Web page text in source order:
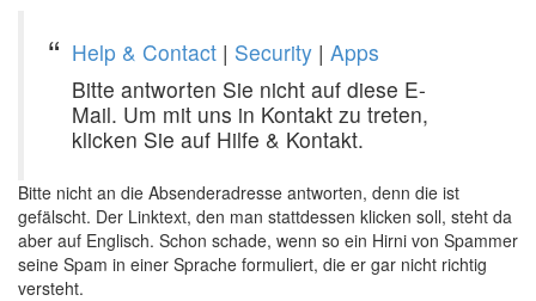
Help & Contact | Security | Apps
Bitte antworten Sie nicht auf diese E-
Mail. Um mit uns in Kontakt zu treten,
klicken Sie auf Hilfe & Kontakt.
Bitte nicht an die Absenderadresse antworten, denn die ist
gefälscht. Der Linktext, den man stattdessen klicken soll, steht da
aber auf Englisch. Schon schade, wenn so ein Hirni von Spammer
seine Spam in einer Sprache formuliert, die er gar nicht richtig
versteht.